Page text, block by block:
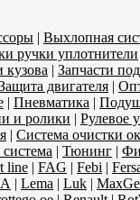
| Выхлопная
ручки уплотнители
кузова | Запчасти
двигателя |
| Пневматика |
и ролики | Рулевое
| Система очистки
| Тюнинг |
line | FAG | Febi |
| Lema | Luk |